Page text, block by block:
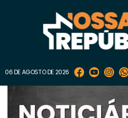
06 DE AGOSTO DE 2026